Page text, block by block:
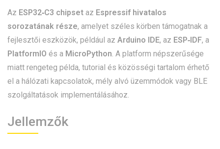
Az ESP32‑C3 chipset az Espressif hivatalos
sorozatának része, amelyet széles körben támogatnak a
fejlesztői eszközök, például az Arduino IDE, az ESP‑IDF, a
PlatformIO és a MicroPython. A platform népszerűsége
miatt rengeteg példa, tutorial és közösségi tartalom érhető
el a hálózati kapcsolatok, mély alvó üzemmódok vagy BLE
szolgáltatások implementálásához.
Jellemzők